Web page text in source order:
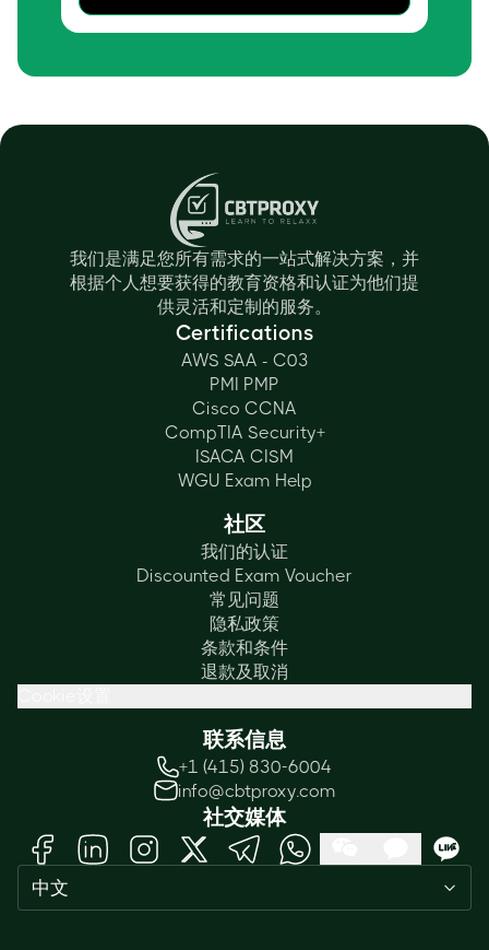
我们是满足您所有需求的一站式解决方案，并
根据个人想要获得的教育资格和认证为他们提
供灵活和定制的服务。
Certifications
AWS SAA - C03
PMI PMP
Cisco CCNA
CompTIA Security+
ISACA CISM
WGU Exam Help
社区
我们的认证
Discounted Exam Voucher
常见问题
隐私政策
条款和条件
退款及取消
联系信息
+1 (415) 830-6004
info@cbtproxy.com
社交媒体
中文